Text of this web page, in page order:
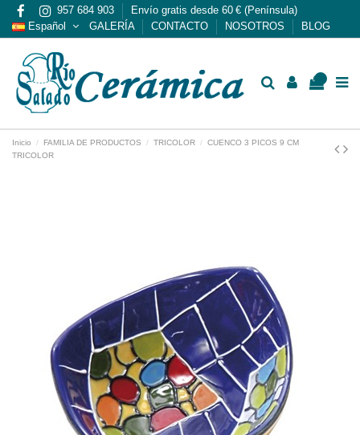
957 684 903
Envío gratis desde 60 € (Península)
Español
GALERÍA CONTACTO NOSOTROS BLOG
Inicio FAMILIA DE PRODUCTOS TRICOLOR
CUENCO 3 PICOS 9 CM
TRICOLOR